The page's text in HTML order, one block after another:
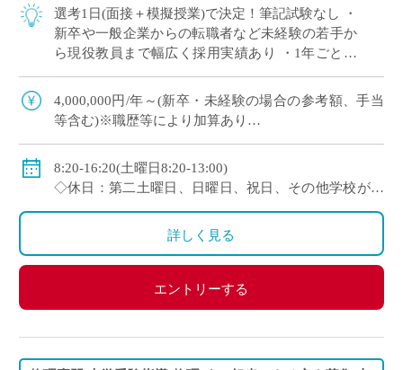
選考1日(面接＋模擬授業)で決定！筆記試験なし ・
新卒や一般企業からの転職者など未経験の若手か
ら現役教員まで幅広く採用実績あり ・1年ごとに
会で活躍する運動部を多数擁しながら […]
4,000,000円/年～(新卒・未経験の場合の参考額、手当
等含む)※職歴等により加算あり
・30歳(教諭・配偶者あり)：約660万円
・40歳(教諭・配偶者及び子２人)：約860万円
・50歳(教諭・配偶者及び子２人)：約940万円
◇賞与：有(過去実績3.55ヶ月分＋30万円)
◇保険：私学共済、雇用保険、労災保険
8:20-16:20(土曜日8:20-13:00)
◇休日：第二土曜日、日曜日、祝日、その他学校が定
詳しく見る
エントリーする